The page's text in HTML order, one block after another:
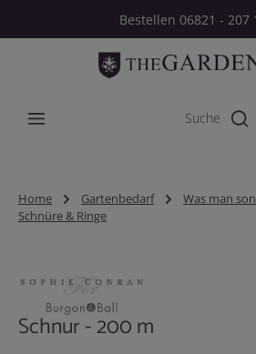
Zum Hauptinhalt springen
Bestellen 06821 - 207
Home Gartenbedarf
Was man
Schnüre & Ringe
Schnur - 200 m